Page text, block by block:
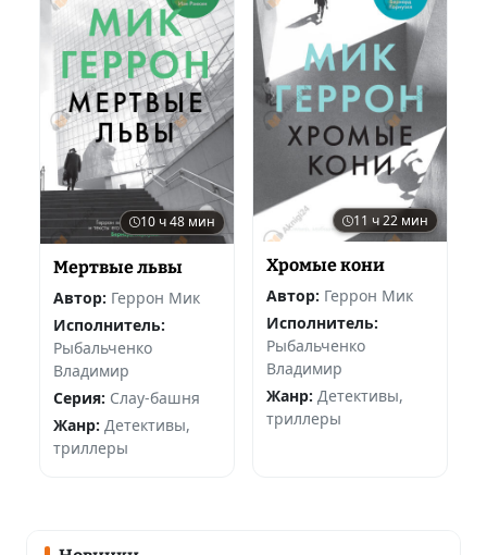
10 ч 48 мин
Мертвые львы
Автор: Геррон Мик
Исполнитель:
Рыбальченко
Владимир
Серия: Слау-башня
Жанр: Детективы,
триллеры
11 ч 22 мин
Хромые кони
Автор: Геррон Мик
Исполнитель:
Рыбальченко
Владимир
Жанр: Детективы,
триллеры